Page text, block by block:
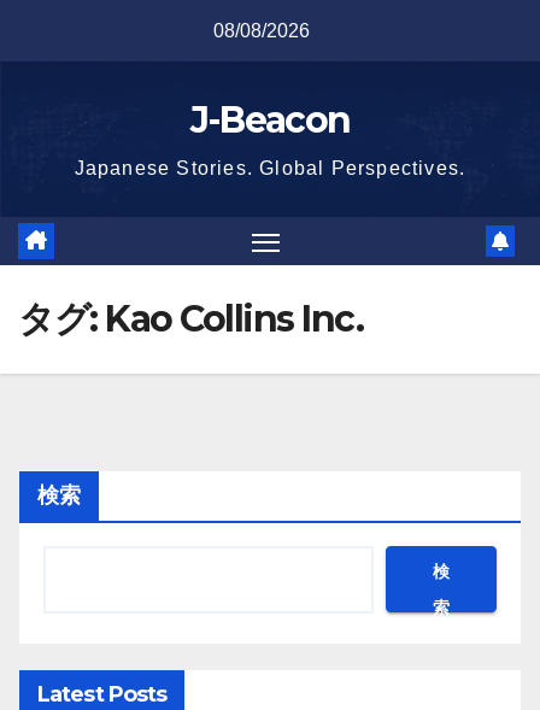
08/08/2026
J-Beacon
Japanese Stories. Global Perspectives.
タグ: Kao Collins Inc.
検索
検
索
Latest Posts